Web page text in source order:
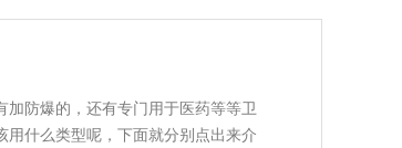
防爆的，还有专门用于医药等等卫
什么类型呢，下面就分别点出来介